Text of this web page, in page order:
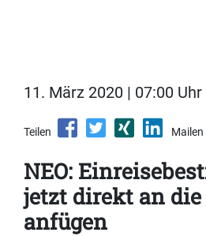
11. März 2020 | 07:00 Uhr
Teilen Mailen
NEO:
jetzt direkt an die
anfügen